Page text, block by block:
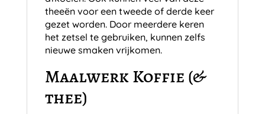
theeën voor een tweede of derde keer
gezet worden. Door meerdere keren
het zetsel te gebruiken, kunnen zelfs
nieuwe smaken vrijkomen.
Maalwerk Koffie (&
thee)